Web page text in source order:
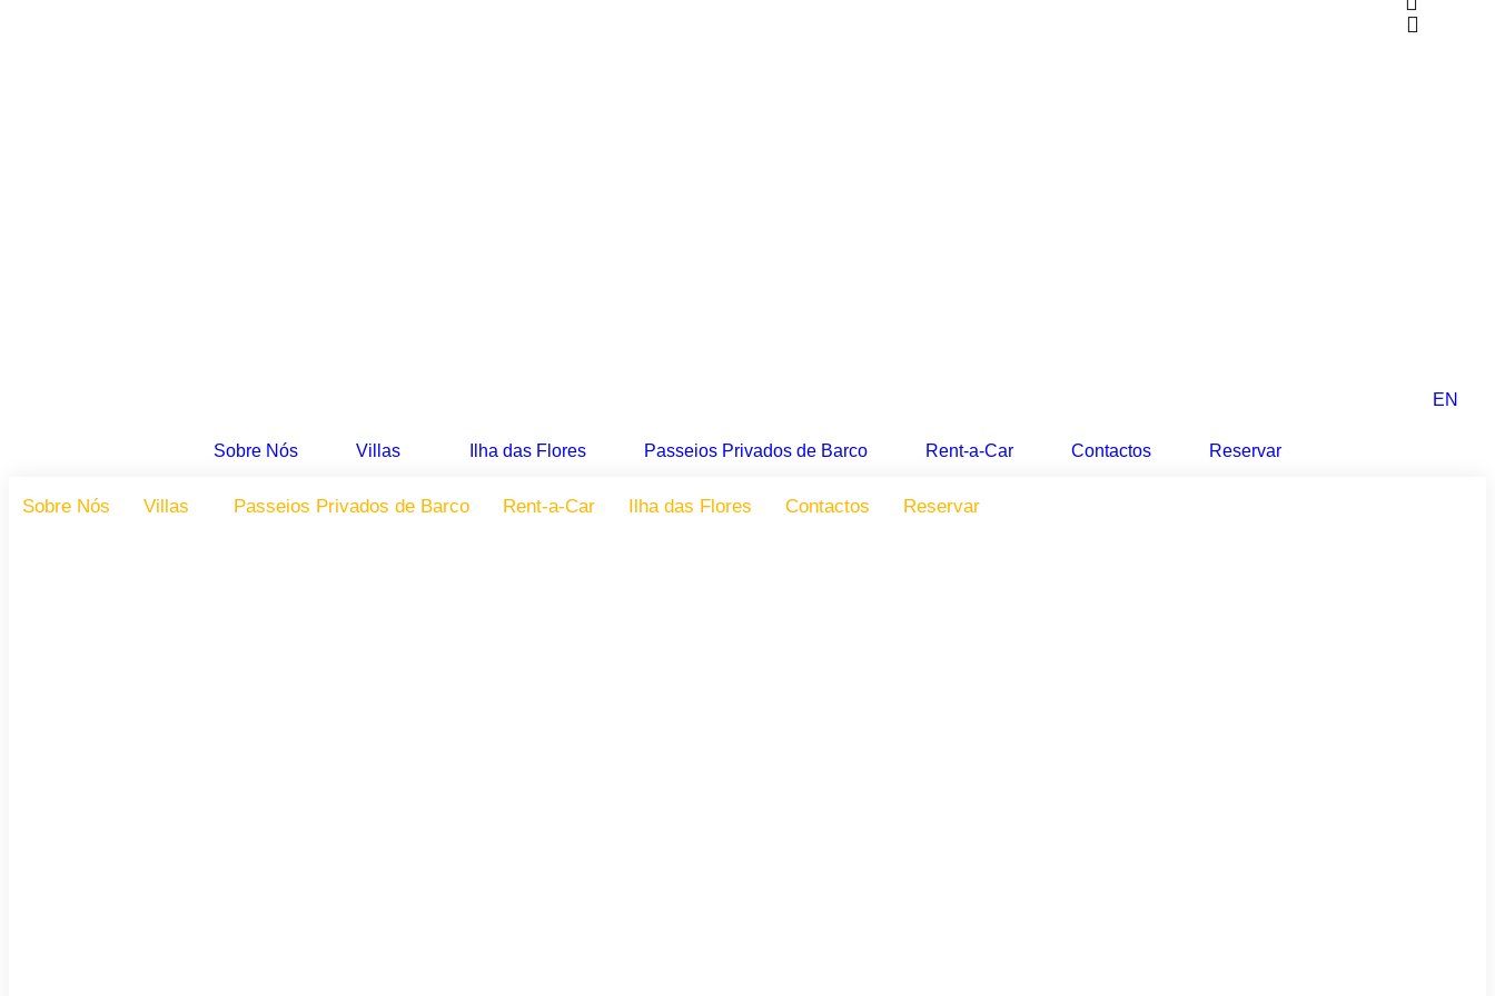
EN
Sobre Nós Villas Ilha das Flores Passeios Privados de Barco Rent-a-Car Contactos Reservar
Sobre Nós Villas Passeios Privados de Barco Rent-a-Car Ilha das Flores Contactos Reservar